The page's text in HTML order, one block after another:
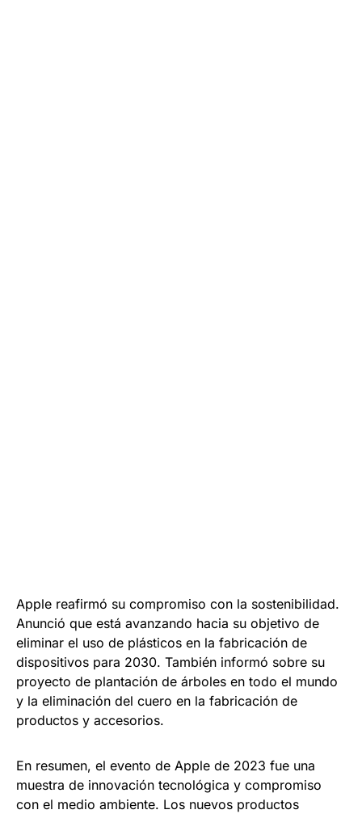
Apple reafirmó su compromiso con la sostenibilidad.
Anunció que está avanzando hacia su objetivo de
eliminar el uso de plásticos en la fabricación de
dispositivos para 2030. También informó sobre su
proyecto de plantación de árboles en todo el mundo
y la eliminación del cuero en la fabricación de
productos y accesorios.
En resumen, el evento de Apple de 2023 fue una
muestra de innovación tecnológica y compromiso
con el medio ambiente. Los nuevos productos